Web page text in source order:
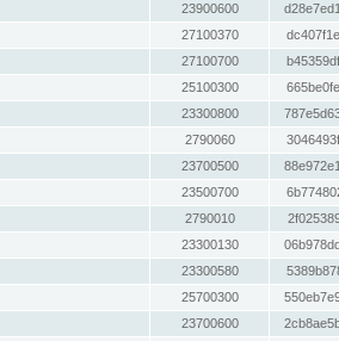
23900600
27100370
27100700
25100300
23300800
2790060
23700500
23500700
2790010
23300130
23300580
25700300
23700600